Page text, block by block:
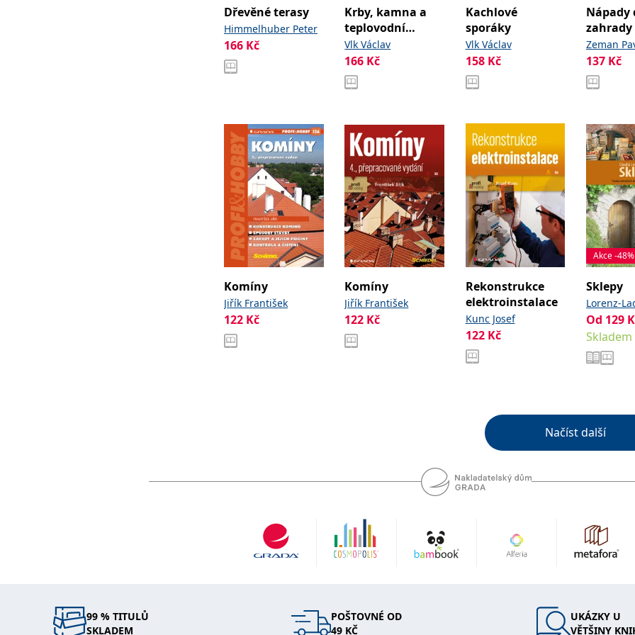
Dřevěné terasy
Himmelhuber Peter
166 Kč
Krby, kamna a
teplovodní
vytápění
Vlk Václav
166 Kč
Kachlové
sporáky
Vlk Václav
158 Kč
Nápady
zahrady
Zeman
Zemanová
137 Kč
Komíny
Jiřík František
122 Kč
Komíny
Jiřík František
122 Kč
Rekonstrukce
elektroinstalace
Kunc Josef
122 Kč
Akce -48%
Sklepy
Lorenz-
Claudia
Od 129
Skladem
Načíst další
99 % TITULŮ
SKLADEM
POŠTOVNÉ OD
49 KČ
UKÁZKY U
VĚTŠINY